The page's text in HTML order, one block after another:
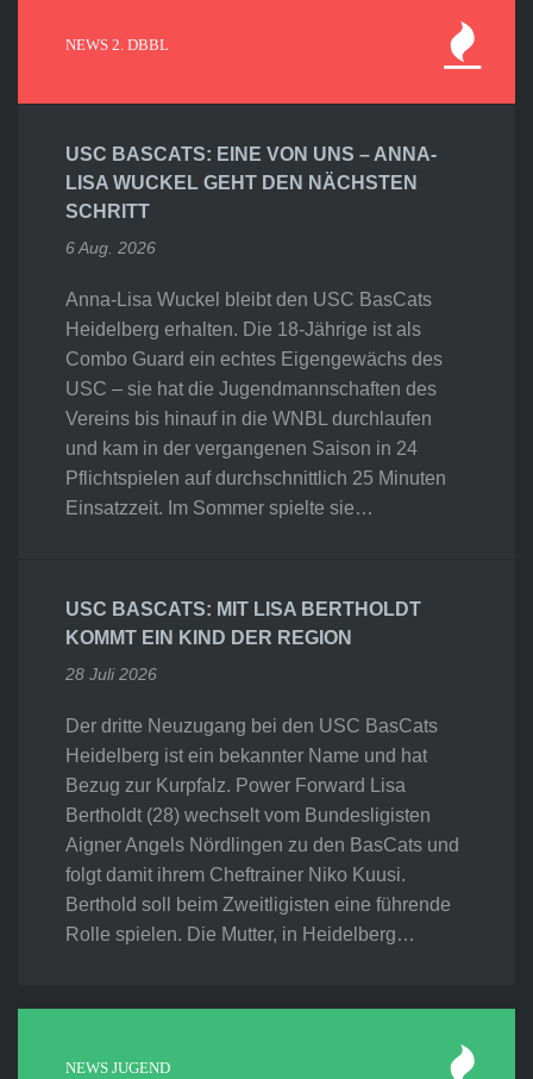
NEWS 2. DBBL
USC BASCATS: EINE VON UNS – ANNA-
LISA WUCKEL GEHT DEN NÄCHSTEN
SCHRITT
6 Aug. 2026
Anna-Lisa Wuckel bleibt den USC BasCats
Heidelberg erhalten. Die 18-Jährige ist als
Combo Guard ein echtes Eigengewächs des
USC – sie hat die Jugendmannschaften des
Vereins bis hinauf in die WNBL durchlaufen
und kam in der vergangenen Saison in 24
Pflichtspielen auf durchschnittlich 25 Minuten
Einsatzzeit. Im Sommer spielte sie…
USC BASCATS: MIT LISA BERTHOLDT
KOMMT EIN KIND DER REGION
28 Juli 2026
Der dritte Neuzugang bei den USC BasCats
Heidelberg ist ein bekannter Name und hat
Bezug zur Kurpfalz. Power Forward Lisa
Bertholdt (28) wechselt vom Bundesligisten
Aigner Angels Nördlingen zu den BasCats und
folgt damit ihrem Cheftrainer Niko Kuusi.
Berthold soll beim Zweitligisten eine führende
Rolle spielen. Die Mutter, in Heidelberg…
NEWS JUGEND